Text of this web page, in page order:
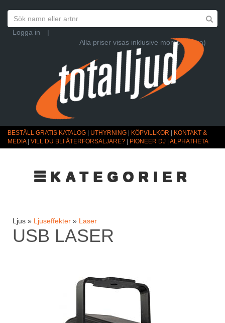
Logga in
|
Alla priser visas inklusive moms (Ändra)
BESTÄLL GRATIS KATALOG UTHYRNING KÖPVILLKOR
KONTAKT &
MEDIA| VILL DU BLI ÅTERFÖRSÄLJARE? PIONEER DJ | ALPHATHETA
☰KATEGORIER
Ljus » Ljuseffekter » Laser
USB LASER